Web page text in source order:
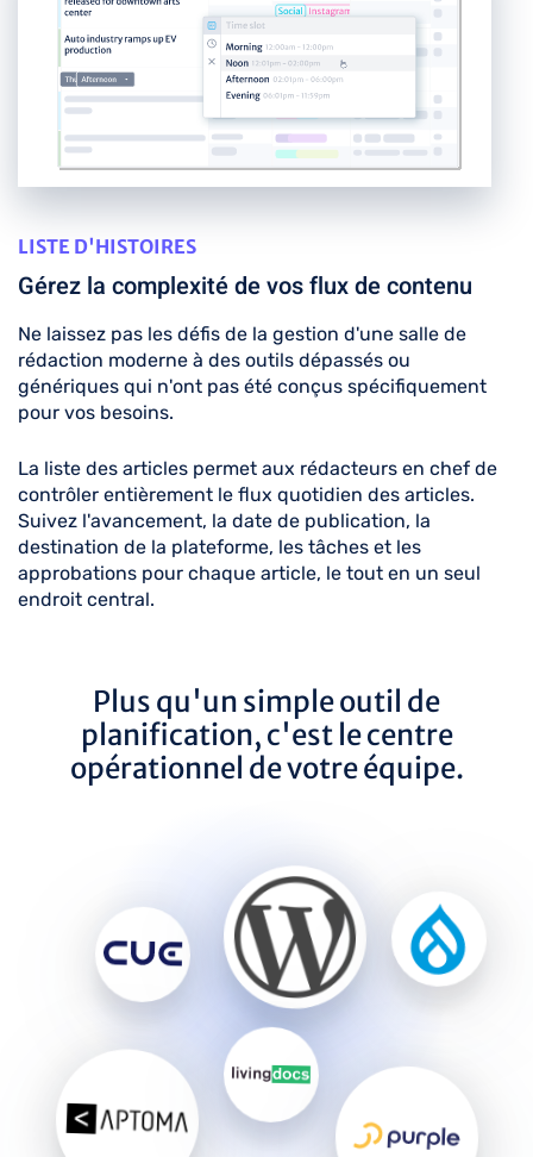
LISTE D'HISTOIRES
Gérez la complexité de vos flux de contenu
Ne laissez pas les défis de la gestion d'une salle de
rédaction moderne à des outils dépassés ou
génériques qui n'ont pas été conçus spécifiquement
pour vos besoins.
La liste des articles permet aux rédacteurs en chef de
contrôler entièrement le flux quotidien des articles.
Suivez l'avancement, la date de publication, la
destination de la plateforme, les tâches et les
approbations pour chaque article, le tout en un seul
endroit central.
Plus qu'un simple outil de
planification, c'est le centre
opérationnel de votre équipe.